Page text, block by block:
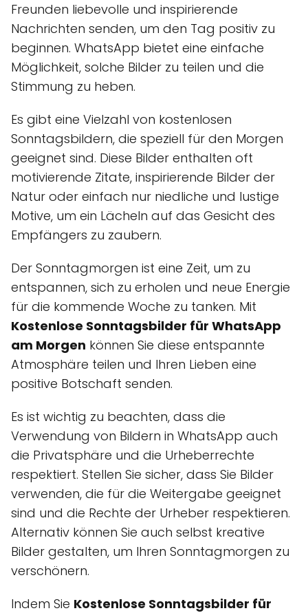
Freunden liebevolle und inspirierende
Nachrichten senden, um den Tag positiv zu
beginnen. WhatsApp bietet eine einfache
Möglichkeit, solche Bilder zu teilen und die
Stimmung zu heben.
Es gibt eine Vielzahl von kostenlosen
Sonntagsbildern, die speziell für den Morgen
geeignet sind. Diese Bilder enthalten oft
motivierende Zitate, inspirierende Bilder der
Natur oder einfach nur niedliche und lustige
Motive, um ein Lächeln auf das Gesicht des
Empfängers zu zaubern.
Der Sonntagmorgen ist eine Zeit, um zu
entspannen, sich zu erholen und neue Energie
für die kommende Woche zu tanken. Mit
Kostenlose Sonntagsbilder für WhatsApp
am Morgen können Sie diese entspannte
Atmosphäre teilen und Ihren Lieben eine
positive Botschaft senden.
Es ist wichtig zu beachten, dass die
Verwendung von Bildern in WhatsApp auch
die Privatsphäre und die Urheberrechte
respektiert. Stellen Sie sicher, dass Sie Bilder
verwenden, die für die Weitergabe geeignet
sind und die Rechte der Urheber respektieren.
Alternativ können Sie auch selbst kreative
Bilder gestalten, um Ihren Sonntagmorgen zu
verschönern.
Indem Sie Kostenlose Sonntagsbilder für